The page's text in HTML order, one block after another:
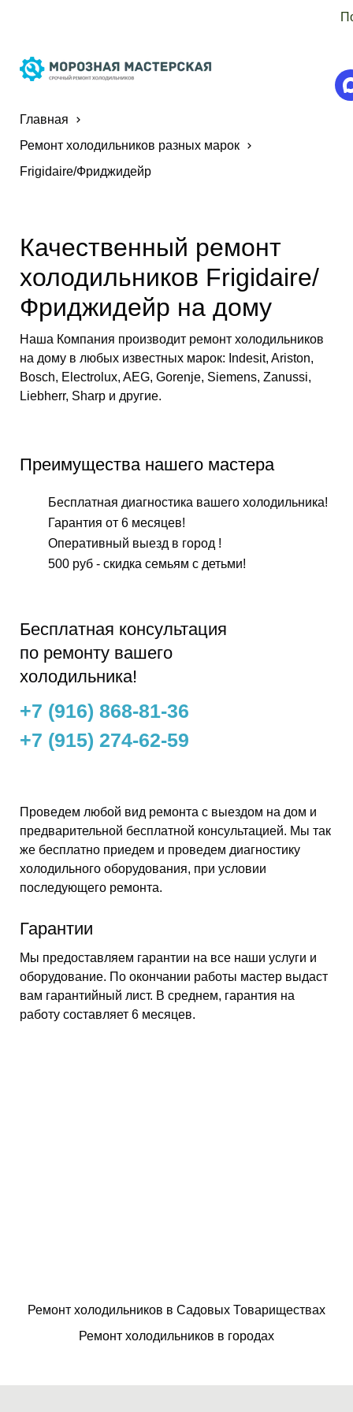
Главная
Ремонт холодильников разных марок
Frigidaire/Фриджидейр
Качественный ремонт
холодильников Frigidaire/
Фриджидейр на дому
Наша Компания производит ремонт холодильников
на дому в любых известных марок: Indesit, Ariston,
Bosch, Electrolux, AEG, Gorenje, Siemens, Zanussi,
Liebherr, Sharp и другие.
Преимущества нашего мастера
Бесплатная диагностика вашего холодильника!
Гарантия от 6 месяцев!
Оперативный выезд в город !
500 руб - скидка семьям с детьми!
Бесплатнaя консультация
по ремонту вашего
холодильника!
+7 (916) 868-81-36
+7 (915) 274-62-59
Проведем любой вид ремонта с выездом на дом и
предварительной бесплатной консультацией. Мы так
же бесплатно приедем и проведем диагностику
холодильного оборудования, при условии
последующего ремонта.
Гарантии
Мы предоставляем гарантии на все наши услуги и
оборудование. По окончании работы мастер выдаст
вам гарантийный лист. В среднем, гарантия на
работу составляет 6 месяцев.
Ремонт холодильников в Садовых Товариществах
Ремонт холодильников в городах